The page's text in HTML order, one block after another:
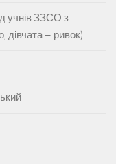
учнів ЗЗСО з
дівчата – ривок)